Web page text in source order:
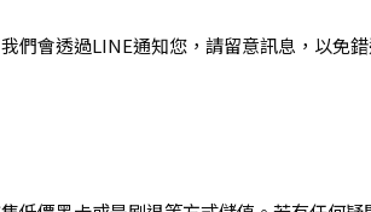
們會透過LINE通知您，請留意訊息，以免錯